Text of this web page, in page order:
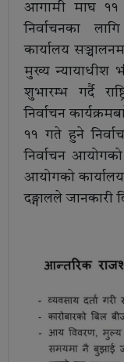
आगामी माघ ११
निर्वाचनका
कार्यालय
मुख्य न्यायाधीश
शुभारम्भ गर्दै
निर्वाचन
११ गते हुने
निर्वाचन
आयोगको कार्यालय
दङ्गालले जानकारी